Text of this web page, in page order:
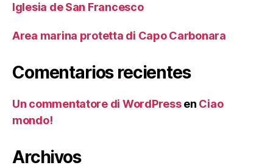
Iglesia de San Francesco
Area marina protetta di Capo Carbonara
Comentarios recientes
Un commentatore di WordPressen Ciao
mondo!
Archivos